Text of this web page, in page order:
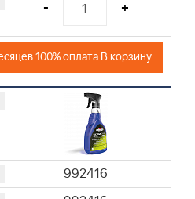
- +
100% оплата В корзину
992416